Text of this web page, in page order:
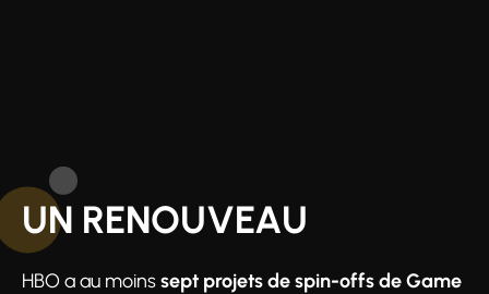
UN RENOUVEAU
HBO a au moinssept projets de spin-offs de Game